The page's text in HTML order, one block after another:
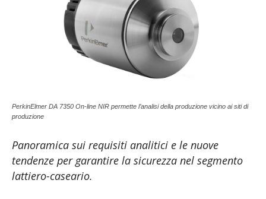
PerkinElmer DA 7350 On-line NIR permette l’analisi della produzione vicino ai siti di
produzione
Panoramica sui requisiti analitici e le nuove
tendenze per garantire la sicurezza nel segmento
lattiero-caseario.